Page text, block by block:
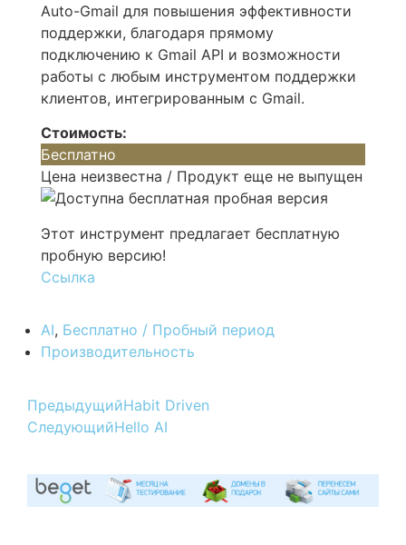
Auto-Gmail для повышения эффективности
поддержки, благодаря прямому
подключению к Gmail API и возможности
работы с любым инструментом поддержки
клиентов, интегрированным с Gmail.
Стоимость:
Бесплатно
Цена неизвестна / Продукт еще не выпущен
Этот инструмент предлагает бесплатную
пробную версию!
Ссылка
AI, Бесплатно / Пробный период
Производительность
ПредыдущийHabit Driven
СледующийHello AI